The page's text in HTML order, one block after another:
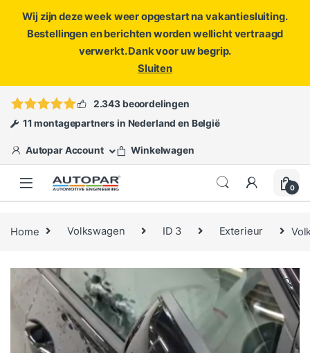
Wij zijn deze week weer opgestart na vakantiesluiting.
Bestellingen en berichten worden wellicht vertraagd
verwerkt. Dank voor uw begrip.
Sluiten
ofopen een ticket
2.343 beoordelingen
11 montagepartners in Nederland en België
Autopar Account Winkelwagen
0
Home Volkswagen ID 3 Exterieur
🔍